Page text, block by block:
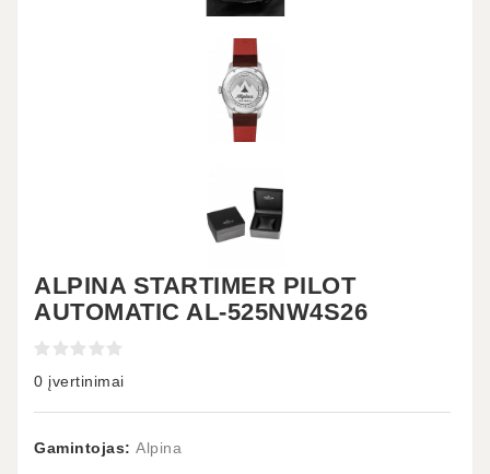
ALPINA STARTIMER PILOT
AUTOMATIC AL-525NW4S26
0 įvertinimai
Gamintojas: Alpina